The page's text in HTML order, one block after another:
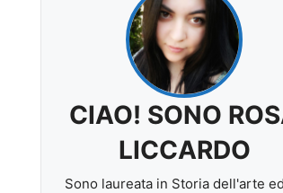
CIAO! SONO
LICCARDO
Sono laureata in Storia dell'arte